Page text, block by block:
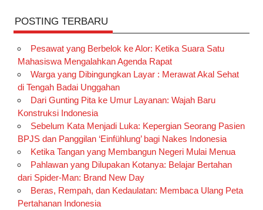
POSTING TERBARU
Pesawat yang Berbelok ke Alor: Ketika Suara Satu
Mahasiswa Mengalahkan Agenda Rapat
Warga yang Dibingungkan Layar : Merawat Akal Sehat
di Tengah Badai Unggahan
Dari Gunting Pita ke Umur Layanan: Wajah Baru
Konstruksi Indonesia
Sebelum Kata Menjadi Luka: Kepergian Seorang Pasien
BPJS dan Panggilan ‘Einfühlung’ bagi Nakes Indonesia
Ketika Tangan yang Membangun Negeri Mulai Menua
Pahlawan yang Dilupakan Kotanya: Belajar Bertahan
dari Spider-Man: Brand New Day
Beras, Rempah, dan Kedaulatan: Membaca Ulang Peta
Pertahanan Indonesia